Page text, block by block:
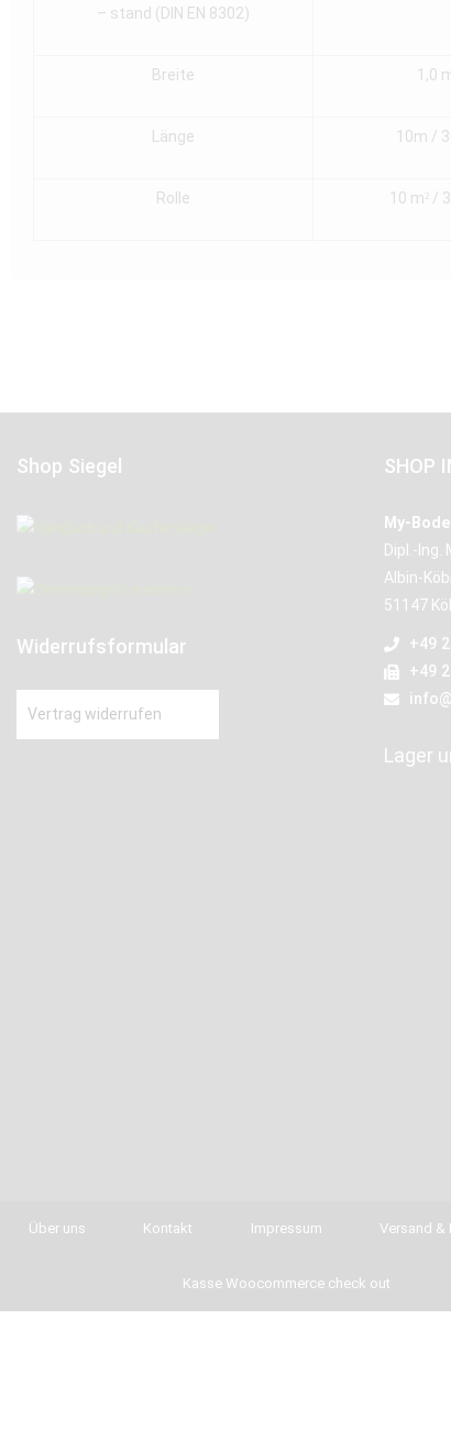
– stand (DIN EN 8302)
Breite 1,0
Länge 10m /
Rolle 10 m² /
Shop Siegel
Widerrufsformular
Vertrag widerrufen
SHOP
My-
Dipl.-Ing.
Albin-
51147
+49
+49
Lager
Über uns Kontakt Impressum Versand &
Kasse Woocommerce check out